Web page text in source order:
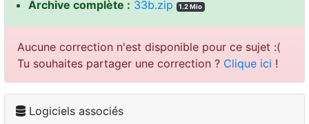
Archive complète : 33b.zip 1.2 Mio
Aucune correction n'est disponible pour ce sujet :(
Tu souhaites partager une correction ? Clique ici !
Logiciels associés